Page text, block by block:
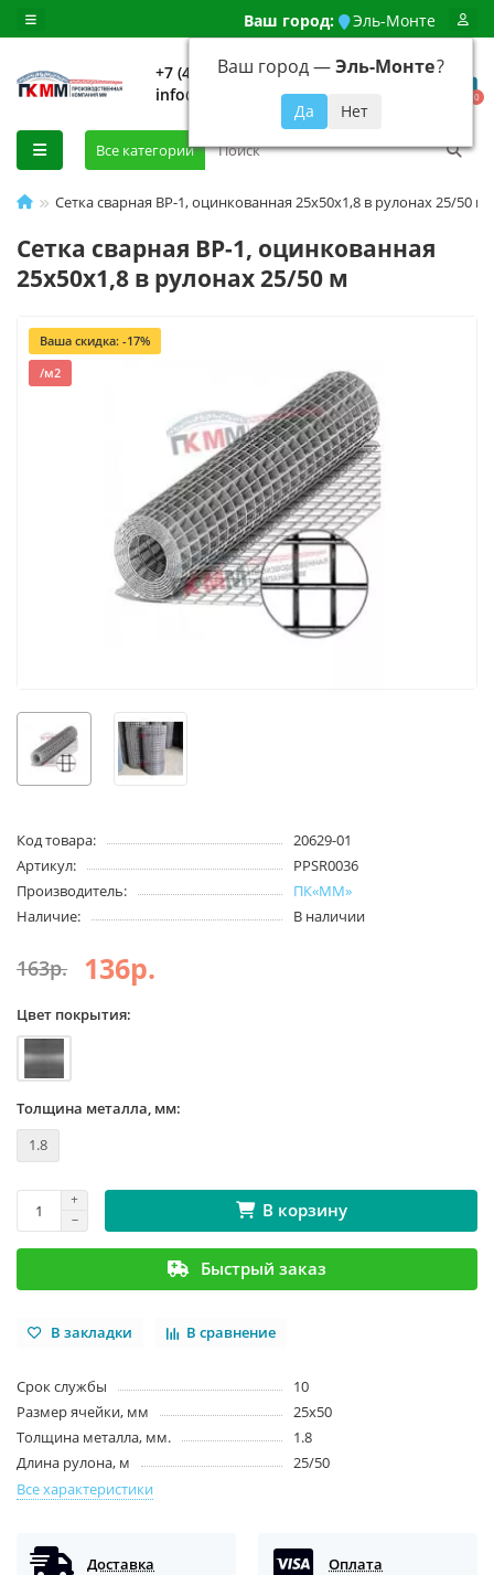
Ваш город: Эль-Монте
Ваш город —Эль-Монте?
+7 (499) 648-92-94
info@evroshtaketnikmoskva.ru
0
Все категории
Сетка сварная ВР-1, оцинкованная 25х50х1,8 в рулонах 25/50 м
Сетка сварная ВР-1, оцинкованная
25х50х1,8 в рулонах 25/50 м
Ваша скидка: -17%
/м2
Код товара:
20629-01
Артикул:
PPSR0036
Производитель:
ПК«ММ»
Наличие:
В наличии
163р. 136р.
Цвет покрытия:
Толщина металла, мм:
1.8
В корзину
Быстрый заказ
В закладки В сравнение
Срок службы
10
Размер ячейки, мм
25x50
Толщина металла, мм.
1.8
Длина рулона, м
25/50
Все характеристики
Доставка Оплата